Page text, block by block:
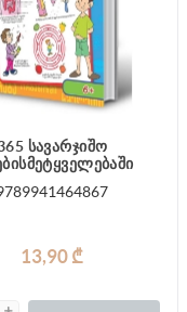
სავარჯიშო
13,90 ₾